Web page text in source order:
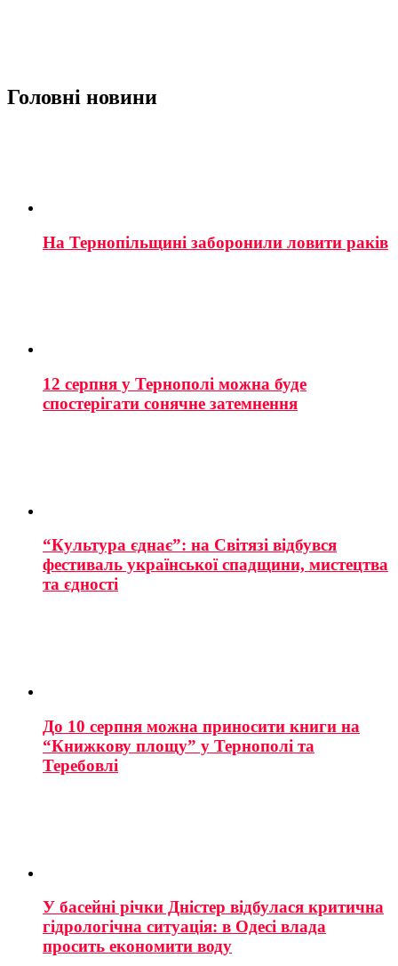
Головні новини
На Тернопільщині заборонили ловити раків
12 серпня у Тернополі можна буде
спостерігати сонячне затемнення
“Культура єднає”: на Світязі відбувся
фестиваль української спадщини, мистецтва
та єдності
До 10 серпня можна приносити книги на
“Книжкову площу” у Тернополі та
Теребовлі
У басейні річки Дністер відбулася критична
гідрологічна ситуація: в Одесі влада
просить економити воду